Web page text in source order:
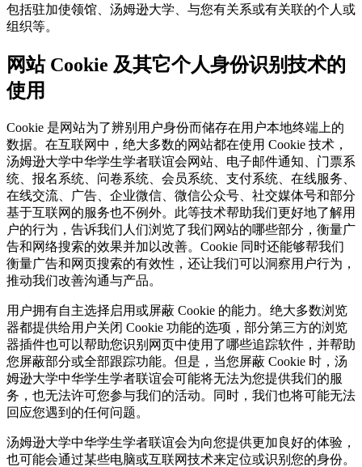
包括驻加使领馆、汤姆逊大学、与您有关系或有关联的个人或
组织等。
网站 Cookie 及其它个人身份识别技术的
使用
Cookie 是网站为了辨别用户身份而储存在用户本地终端上的
数据。在互联网中，绝大多数的网站都在使用 Cookie 技术，
汤姆逊大学中华学生学者联谊会网站、电子邮件通知、门票系
统、报名系统、问卷系统、会员系统、支付系统、在线服务、
在线交流、广告、企业微信、微信公众号、社交媒体号和部分
基于互联网的服务也不例外。此等技术帮助我们更好地了解用
户的行为，告诉我们人们浏览了我们网站的哪些部分，衡量广
告和网络搜索的效果并加以改善。Cookie 同时还能够帮我们
衡量广告和网页搜索的有效性，还让我们可以洞察用户行为，
推动我们改善沟通与产品。
用户拥有自主选择启用或屏蔽 Cookie 的能力。绝大多数浏览
器都提供给用户关闭 Cookie 功能的选项，部分第三方的浏览
器插件也可以帮助您识别网页中使用了哪些追踪软件，并帮助
您屏蔽部分或全部跟踪功能。但是，当您屏蔽 Cookie 时，汤
姆逊大学中华学生学者联谊会可能将无法为您提供我们的服
务，也无法许可您参与我们的活动。同时，我们也将可能无法
回应您遇到的任何问题。
汤姆逊大学中华学生学者联谊会为向您提供更加良好的体验，
也可能会通过某些电脑或互联网技术来定位或识别您的身份。